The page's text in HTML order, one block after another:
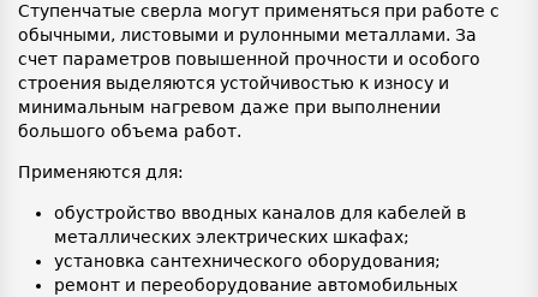
Ступенчатые сверла могут применяться при работе с
обычными, листовыми и рулонными металлами. За
счет параметров повышенной прочности и особого
строения выделяются устойчивостью к износу и
минимальным нагревом даже при выполнении
большого объема работ.
Применяются для:
обустройство вводных каналов для кабелей в
металлических электрических шкафах;
установка сантехнического оборудования;
ремонт и переоборудование автомобильных